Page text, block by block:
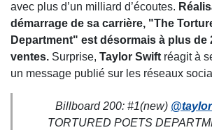
avec plus d’un milliard d’écoutes.
démarrage de sa carrière, "The
Department" est désormais à plus de
ventes. Surprise, Taylor Swift réagit à
un message publié sur les réseaux
Billboard 200: #1(new)
TORTURED POETS